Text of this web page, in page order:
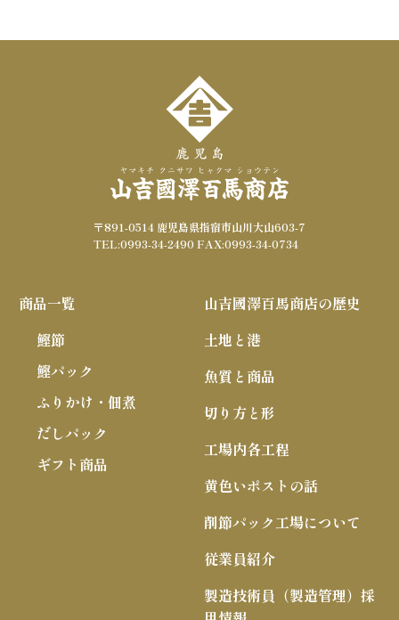
力
〒891-0514 鹿児島県指宿市山川大山603-7
TEL:0993-34-2490 FAX:0993-34-0734
商品一覧
鰹節
鰹パック
ふりかけ・佃煮
だしパック
ギフト商品
山吉國澤百馬商店の歴史
土地と港
魚質と商品
切り方と形
工場内各工程
黄色いポストの話
削節パック工場について
従業員紹介
製造技術員（製造管理）採